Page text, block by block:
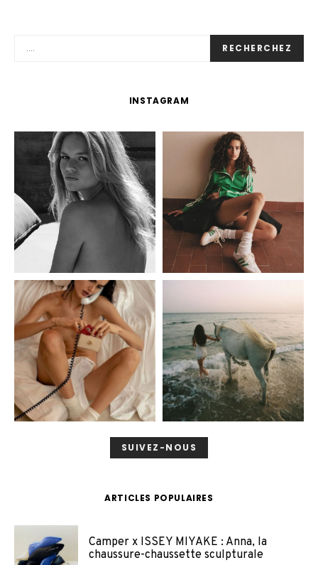
RECHERCHEZ
INSTAGRAM
SUIVEZ-NOUS
ARTICLES POPULAIRES
Camper x ISSEY MIYAKE : Anna, la
chaussure-chaussette sculpturale